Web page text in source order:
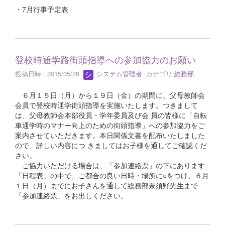
・7月行事予定表
登校時通学路街頭指導への参加協力のお願い
投稿日時 : 2015/05/26 システム管理者 カテゴリ:総務部
６月１５日（月）から１９日（金）の期間に、父母教師会
会員で登校時通学街頭指導を実施いたします。つきまして
は、父母教師会本部役員・学年委員及び会 員の皆様に「自転
車通学時のマナー向上のための街頭指導」への参加協力をご
案内させていただきます。本日関係文書を配布いたしました
ので、詳しい内容につ きましてはお子様を通してご確認くだ
さい。
ご協力いただける場合は、「参加連絡票」の下にあります
「日程表」の中で、ご都合の良い日時・場所に○をつけ、６月
１日（月）までにお子さんを通して総務部奈須野先生まで
「参加連絡票」をお出しください。